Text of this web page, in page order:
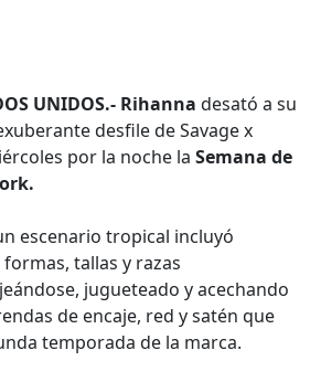
UNIDOS.- Rihanna desató a su
desfile de Savage x
por la noche la Semana de
escenario tropical incluyó
tallas y razas
jugueteado y acechando
de encaje, red y satén que
temporada de la marca.